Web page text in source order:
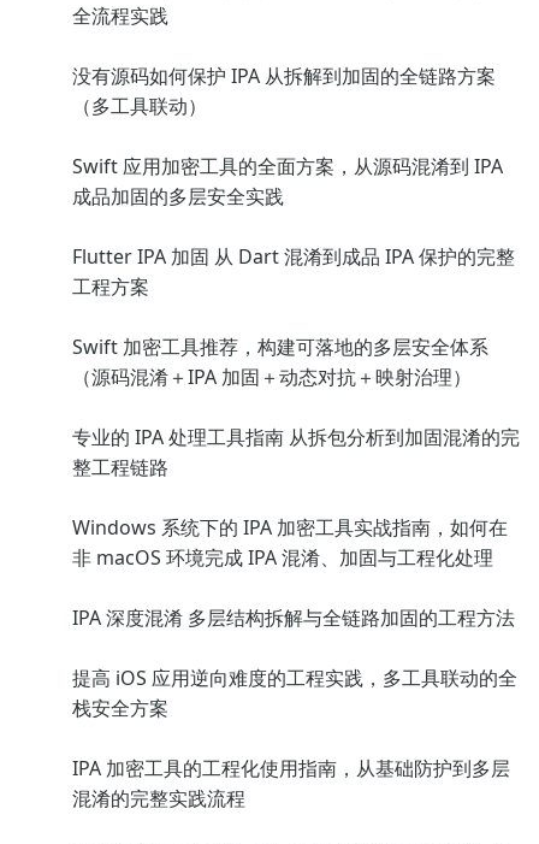
全流程实践
没有源码如何保护 IPA 从拆解到加固的全链路方案
（多工具联动）
Swift 应用加密工具的全面方案，从源码混淆到 IPA
成品加固的多层安全实践
Flutter IPA 加固 从 Dart 混淆到成品 IPA 保护的完整
工程方案
Swift 加密工具推荐，构建可落地的多层安全体系
（源码混淆＋IPA 加固＋动态对抗＋映射治理）
专业的 IPA 处理工具指南 从拆包分析到加固混淆的完
整工程链路
Windows 系统下的 IPA 加密工具实战指南，如何在
非 macOS 环境完成 IPA 混淆、加固与工程化处理
IPA 深度混淆 多层结构拆解与全链路加固的工程方法
提高 iOS 应用逆向难度的工程实践，多工具联动的全
栈安全方案
IPA 加密工具的工程化使用指南，从基础防护到多层
混淆的完整实践流程